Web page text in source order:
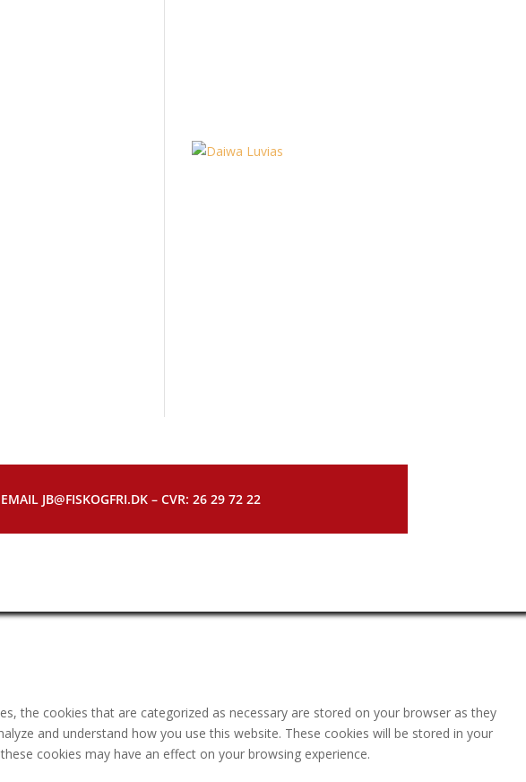
JB@FISKOGFRI.DK – CVR: 26 29 72 22
the cookies that are categorized as necessary are stored on your browser as they
and understand how you use this website. These cookies will be stored in your
cookies may have an effect on your browsing experience.